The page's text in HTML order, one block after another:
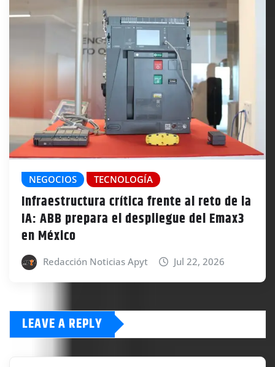
NEGOCIOS TECNOLOGÍA
Infraestructura crítica frente al reto de la
IA: ABB prepara el despliegue del Emax3
en México
Redacción Noticias Apyt Jul 22, 2026
LEAVE A REPLY